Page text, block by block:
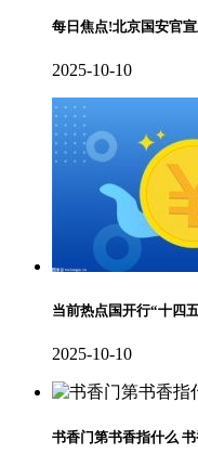
每日焦点!北京国安官
2025-10-10
当前热点国开行“十四
2025-10-10
书香门第书香指什么